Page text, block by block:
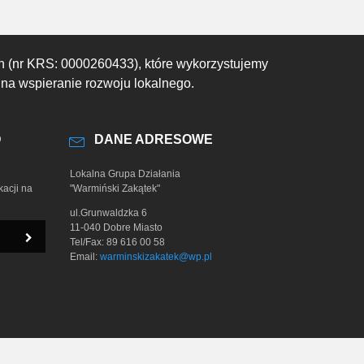
KRS: 0000260433), które wykorzystujemy
wspieranie rozwoju lokalnego.
na
DANE ADRESOWE
Lokalna Grupa Działania
"Warmiński Zakątek"
ul.Grunwaldzka 6
11-040 Dobre Miasto
Tel/Fax: 89 616 00 58
Email: warminskizakatek@wp.pl